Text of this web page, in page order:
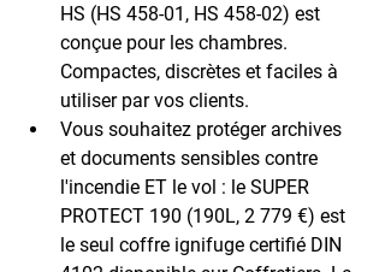
HS (HS 458-01, HS 458-02) est
conçue pour les chambres.
Compactes, discrètes et faciles à
utiliser par vos clients.
Vous souhaitez protéger archives
et documents sensibles contre
l'incendie ET le vol : le SUPER
PROTECT 190 (190L, 2 779 €) est
le seul coffre ignifuge certifié DIN